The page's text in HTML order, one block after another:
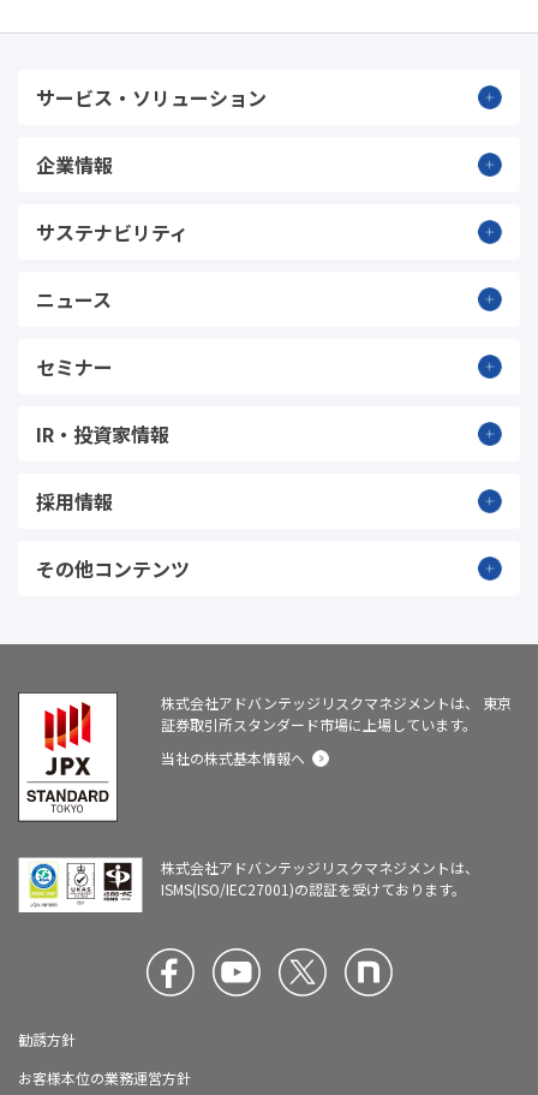
サービス・ソリューション
企業情報
サステナビリティ
ニュース
セミナー
IR・投資家情報
採用情報
その他コンテンツ
株式会社アドバンテッジリスクマネジメントは、
東京
証券取引所スタンダード市場に上場しています。
当社の株式基本情報へ
株式会社アドバンテッジリスクマネジメントは、
ISMS(ISO/IEC27001)の認証を受けております。
勧誘方針
お客様本位の業務運営方針